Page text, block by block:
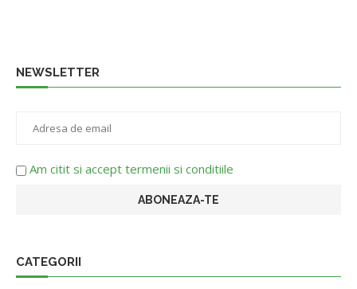
NEWSLETTER
Am citit si accept termenii si conditiile
CATEGORII